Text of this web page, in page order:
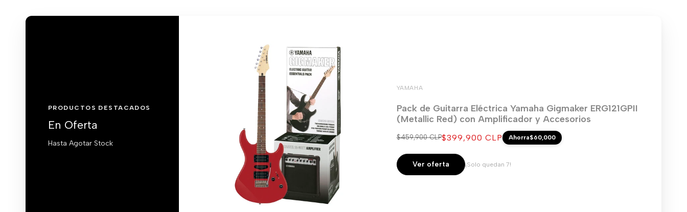
PRODUCTOS DESTACADOS
En Oferta
Hasta Agotar Stock
YAMAHA
Pack de Guitarra Eléctrica Yamaha Gigmaker ERG121GPII
(Metallic Red) con Amplificador y Accesorios
Precio
$459,900 CLPPrecio
venta
$399,900 CLP Ahorra$60,000
Ver oferta ¡Solo quedan 7!